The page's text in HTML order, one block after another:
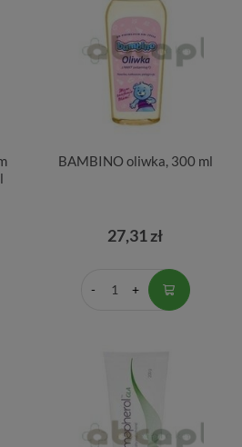
BAMBINO oliwka, 300 ml
27,31 zł